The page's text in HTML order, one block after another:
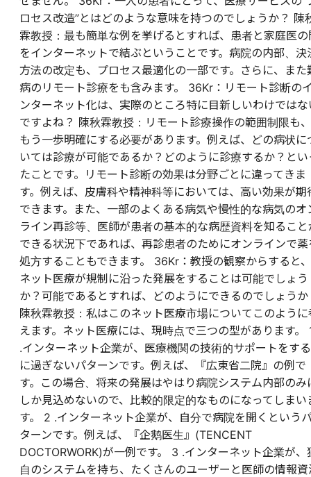
ロセス改造”とはどのような意味を持つのでしょうか？ 陳
霖教授：最も簡単な例を挙げるとすれば、患者と家庭医の
をインターネットで結ぶということです。病院の内部、決
方法の改定も、プロセス最適化の一部です。さらに、また
病のリモート診療をも含みます。 36Kr：リモート診断の
ンターネット化は、実際のところ特に目新しいわけではな
ですよね？ 陳秋霖教授：リモート診療操作の範囲制限も、
もう一歩明確にする必要があります。例えば、どの病状に
いては診療が可能であるか？どのように診療するか？とい
たことです。リモート診断の効果は分野ごとに違ってきま
す。例えば、皮膚科や精神科等においては、高い効果が期
できます。また、一部のよくある病気や慢性的な病気のオ
ライン再診等、医師が患者の基本的な病歴資料を知ること
できる状況下であれば、再診患者のためにオンラインで薬
処方することもできます。 36Kr：教授の観察からすると、
ネット医療が規制に沿った発展をすることは可能でしょう
か？可能であるとすれば、どのようにできるのでしょうか
陳秋霖教授：私はこのネット医療市場についてこのように
えます。ネット医療には、現時点で三つの型があります。
.インターネット企業が、医療機関の技術的サポートをする
に過ぎないパターンです。例えば、『広東省二院』の例で
す。この場合、将来の発展はやはり病院システム内部のみ
しか見込めないので、比較的限定的なものになってしまい
す。 2 .インターネット企業が、自分で病院を開くという
ターンです。例えば、『企鹅医生』(TENCENT
DOCTORWORK)が一例です。 3 .インターネット企業が、
自のシステムを持ち、たくさんのユーザーと医師の情報資